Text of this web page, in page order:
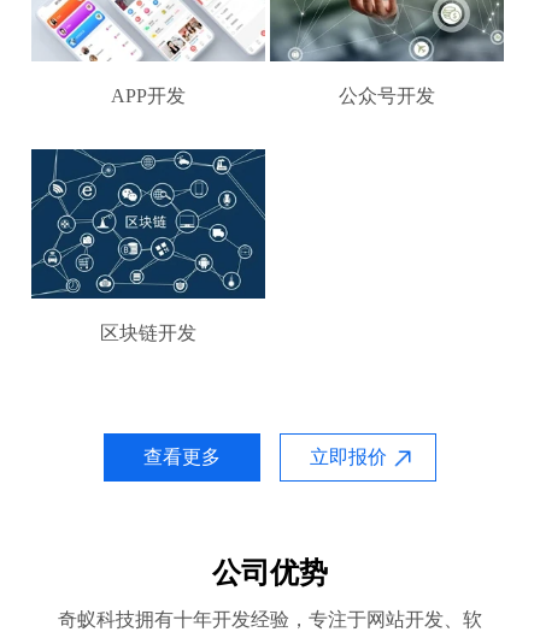
APP开发 公众号开发
区块链开发
查看更多 立即报价
公司优势
奇蚁科技拥有十年开发经验，专注于网站开发、软